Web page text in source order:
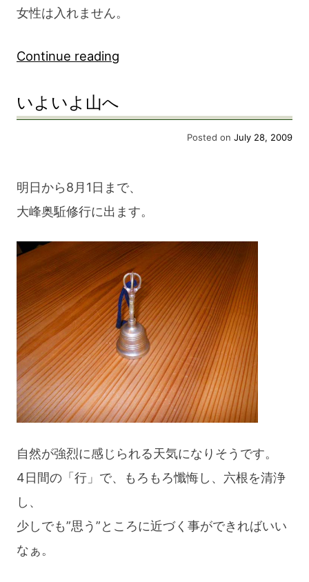
女性は入れません。
Continue reading
行
Day1”
いよいよ山へ
Posted on July 28, 2009
明日から8月1日まで、
大峰奥駈修行に出ます。
自然が強烈に感じられる天気になりそうです。
4日間の「行」で、もろもろ懺悔し、六根を清浄
し、
少しでも”思う”ところに近づく事ができればいい
なぁ。